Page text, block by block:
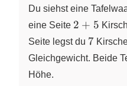
Du siehst eine
eine Seite 2+5
2 + 5
Seite legst du 7
7
Gleichgewicht. Beide
Höhe.